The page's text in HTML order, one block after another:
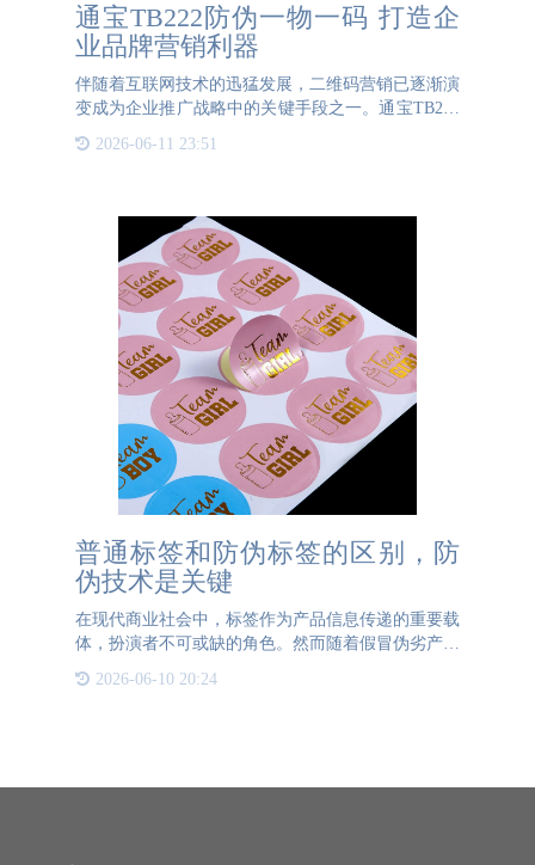
通宝TB222防伪一物一码 打造企
业品牌营销利器
伴随着互联网技术的迅猛发展，二维码营销已逐渐演
变成为企业推广战略中的关键手段之一。通宝TB222
时代潮流动向，将二维码营销纳入产品推广环节之
2026-06-11 23:51
普通标签和防伪标签的区别，防
伪技术是关键
在现代商业社会中，标签作为产品信息传递的重要载
体，扮演者不可或缺的角色。然而随着假冒伪劣产品
是防伪标签开始出现。普通标签主要用于标识产品的
2026-06-10 20:24